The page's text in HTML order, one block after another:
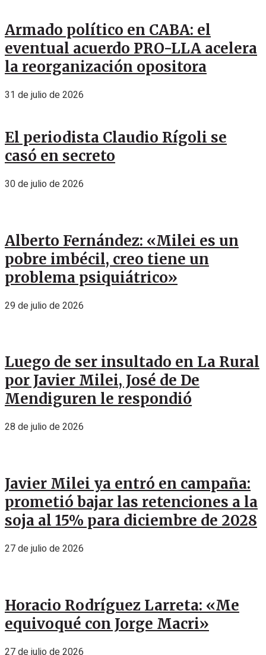
Armado político en CABA: el
eventual acuerdo PRO-LLA acelera
la reorganización opositora
31 de julio de 2026
El periodista Claudio Rígoli se
casó en secreto
30 de julio de 2026
Alberto Fernández: «Milei es un
pobre imbécil, creo tiene un
problema psiquiátrico»
29 de julio de 2026
Luego de ser insultado en La Rural
por Javier Milei, José de De
Mendiguren le respondió
28 de julio de 2026
Javier Milei ya entró en campaña:
prometió bajar las retenciones a la
soja al 15% para diciembre de 2028
27 de julio de 2026
Horacio Rodríguez Larreta: «Me
equivoqué con Jorge Macri»
27 de julio de 2026